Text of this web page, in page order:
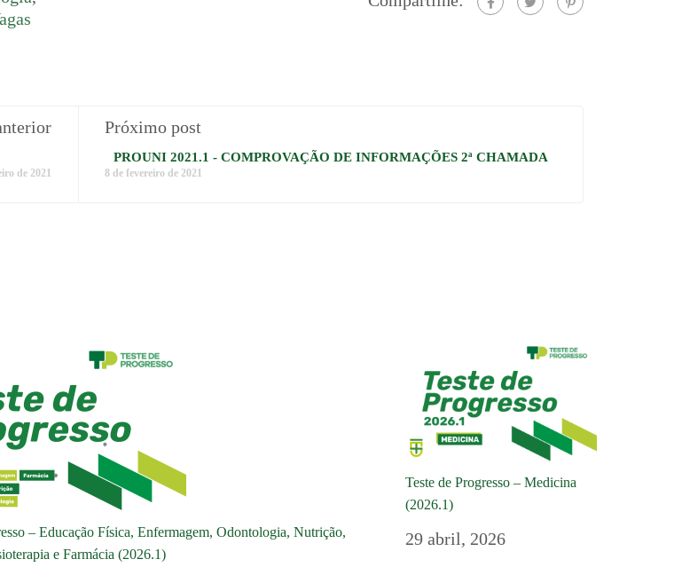
de 2021
Próximo post
PROUNI 2021.1 - COMPROVAÇÃO DE INFORMAÇÕES 2ª CHAMADA
8 de fevereiro de 2021
– Educação Física, Enfermagem, Odontologia, Nutrição,
e Farmácia (2026.1)
Teste de Progresso – Medicina
(2026.1)
29 abril, 2026